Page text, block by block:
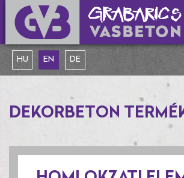
HU EN DE
DEKORBETON